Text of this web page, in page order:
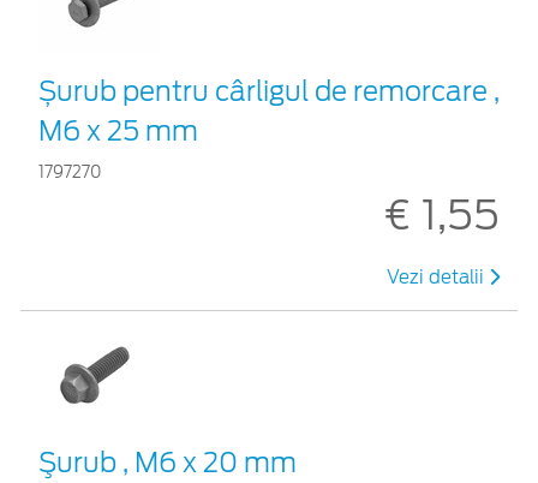
Șurub pentru cârligul de remorcare ,
M6 x 25 mm
1797270
€ 1,55
Vezi detalii
Şurub , M6 x 20 mm